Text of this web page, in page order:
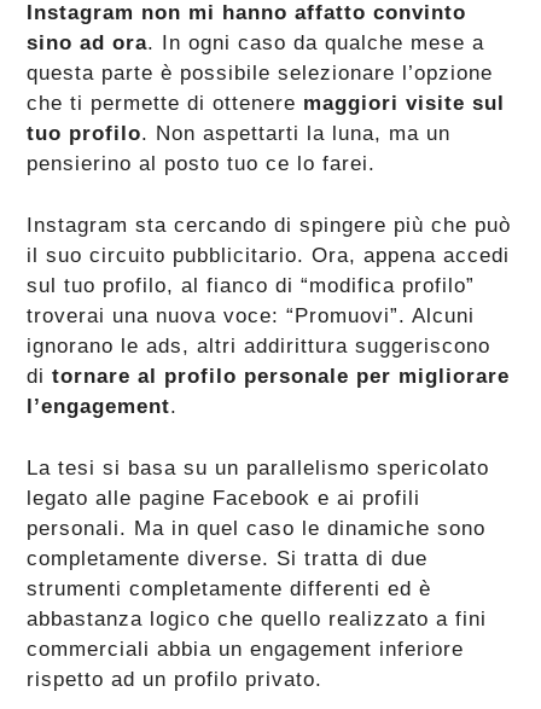
Instagram non mi hanno affatto convinto
sino ad ora. In ogni caso da qualche mese a
questa parte è possibile selezionare l’opzione
che ti permette di ottenere maggiori visite sul
tuo profilo. Non aspettarti la luna, ma un
pensierino al posto tuo ce lo farei.
Instagram sta cercando di spingere più che può
il suo circuito pubblicitario. Ora, appena accedi
sul tuo profilo, al fianco di “modifica profilo”
troverai una nuova voce: “Promuovi”. Alcuni
ignorano le ads, altri addirittura suggeriscono
ditornare al profilo personale per migliorare
l’engagement.
La tesi si basa su un parallelismo spericolato
legato alle pagine Facebook e ai profili
personali. Ma in quel caso le dinamiche sono
completamente diverse. Si tratta di due
strumenti completamente differenti ed è
abbastanza logico che quello realizzato a fini
commerciali abbia un engagement inferiore
rispetto ad un profilo privato.